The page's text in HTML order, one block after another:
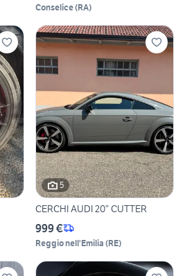
Conselice(RA)
5
CERCHI AUDI 20” CUTTER
999 €
Reggio nell'Emilia (RE)